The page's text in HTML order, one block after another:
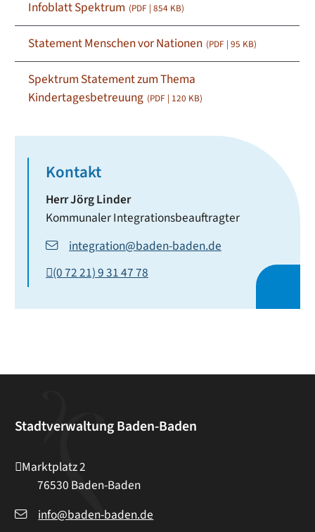
Infoblatt Spektrum (PDF | 854 KB)
Statement Menschen vor Nationen (PDF | 95 KB)
Spektrum Statement zum Thema
Kindertagesbetreuung (PDF | 120 KB)
Kontakt
HerrJörgLinder
Kommunaler Integrationsbeauftragter
integration@baden-baden.de
(07221) 9314778
Stadtverwaltung Baden-Baden
Marktplatz 2
76530 Baden-Baden
info@baden-baden.de